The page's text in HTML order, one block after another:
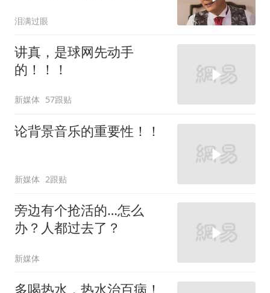
泪满过眼
讲真，是球网先动手
的！！！
新媒体 57跟贴
论背景音乐的重要性！！
新媒体 2跟贴
旁边有个抢活的…怎么
办？人都过去了？
新媒体
多喝热水，热水治百病！